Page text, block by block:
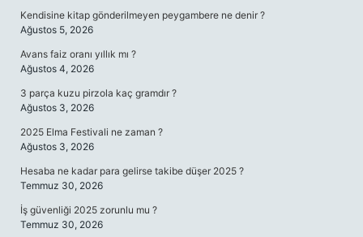
Kendisine kitap gönderilmeyen peygambere ne denir ?
Ağustos 5, 2026
Avans faiz oranı yıllık mı ?
Ağustos 4, 2026
3 parça kuzu pirzola kaç gramdır ?
Ağustos 3, 2026
2025 Elma Festivali ne zaman ?
Ağustos 3, 2026
Hesaba ne kadar para gelirse takibe düşer 2025 ?
Temmuz 30, 2026
İş güvenliği 2025 zorunlu mu ?
Temmuz 30, 2026